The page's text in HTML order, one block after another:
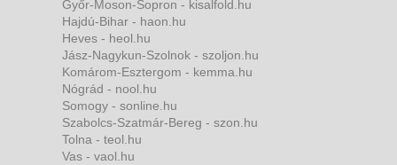
Győr-Moson-Sopron - kisalfold.hu
Hajdú-Bihar - haon.hu
Heves - heol.hu
Jász-Nagykun-Szolnok - szoljon.hu
Komárom-Esztergom - kemma.hu
Nógrád - nool.hu
Somogy - sonline.hu
Szabolcs-Szatmár-Bereg - szon.hu
Tolna - teol.hu
Vas - vaol.hu